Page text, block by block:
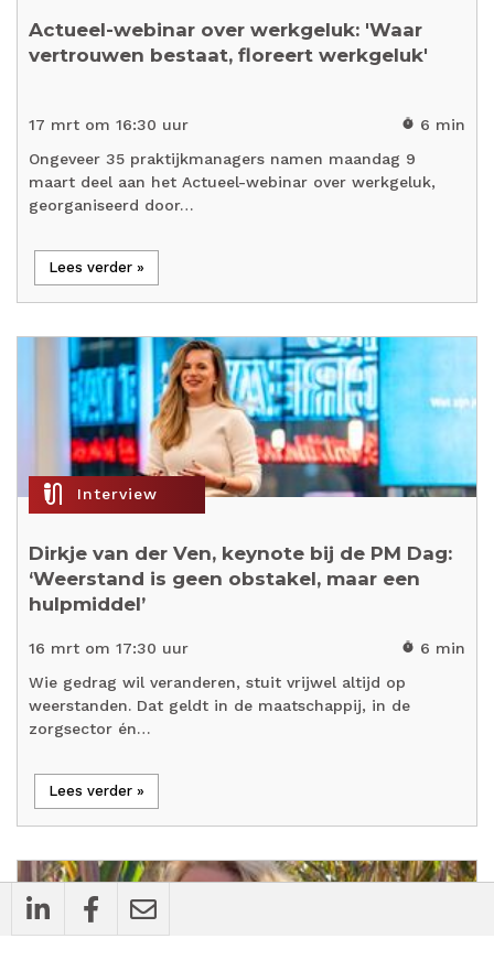
Actueel-webinar over werkgeluk: 'Waar
vertrouwen bestaat, floreert werkgeluk'
17 mrt om 16:30 uur timer 6 min
Ongeveer 35 praktijkmanagers namen maandag 9
maart deel aan het Actueel-webinar over werkgeluk,
georganiseerd door…
Lees verder »
mic_external_on Interview
Dirkje van der Ven, keynote bij de PM Dag:
‘Weerstand is geen obstakel, maar een
hulpmiddel’
16 mrt om 17:30 uur timer 6 min
Wie gedrag wil veranderen, stuit vrijwel altijd op
weerstanden. Dat geldt in de maatschappij, in de
zorgsector én…
Lees verder »